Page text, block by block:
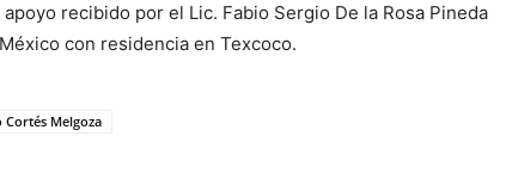
recibido por el Lic. Fabio Sergio De la Rosa Pineda
con residencia en Texcoco.
Cortés Melgoza